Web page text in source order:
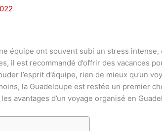
équipe ont souvent subi un stress
il est recommandé d’offrir des vacances
l’esprit d’équipe, rien de mieux qu’un
la Guadeloupe est restée un premier
avantages d’un voyage organisé en